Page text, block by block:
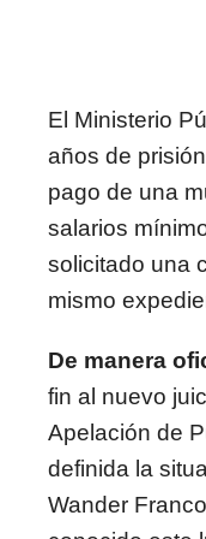
El Ministerio
años de
pago de una
salarios
solicitado una
mismo
De manera
fin al nuevo
Apelación de
definida la
Wander